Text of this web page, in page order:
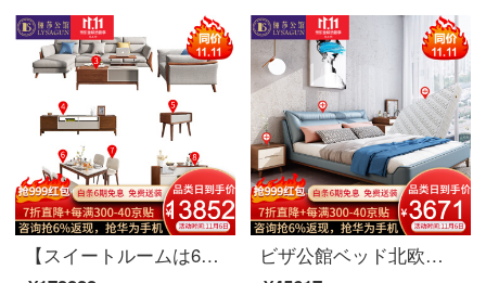
【スイートルームは6割引が受けられます】夫婦莎公館北欧寝室客間レストラン全室家具セットA【80-150平方メートル】適用コース4（レストラン8点セット）胡桃色
ビザ公館ベッド北欧実木ベッド真皮ダブルベッド1.8メートルベッドルームシンプル結婚ベッド逸品家具ベッド+マットレス+マットレス*1 1500*2000